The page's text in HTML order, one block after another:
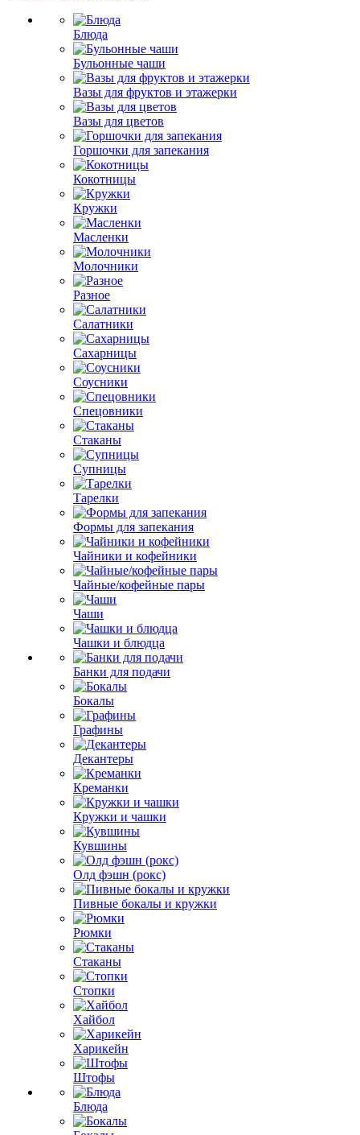
Блюда
Бульонные чаши
Вазы для фруктов и этажерки
Вазы для цветов
Горшочки для запекания
Кокотницы
Кружки
Масленки
Молочники
Разное
Салатники
Сахарницы
Соусники
Спецовники
Стаканы
Супницы
Тарелки
Формы для запекания
Чайники и кофейники
Чайные/кофейные пары
Чаши
Чашки и блюдца
Банки для подачи
Бокалы
Графины
Декантеры
Креманки
Кружки и чашки
Кувшины
Олд фэшн (рокс)
Пивные бокалы и кружки
Рюмки
Стаканы
Стопки
Хайбол
Харикейн
Штофы
Блюда